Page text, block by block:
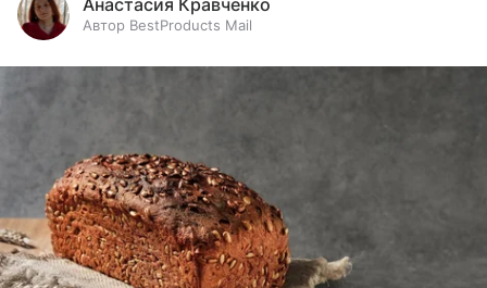
Анастасия Кравченко
Автор BestProducts Mail